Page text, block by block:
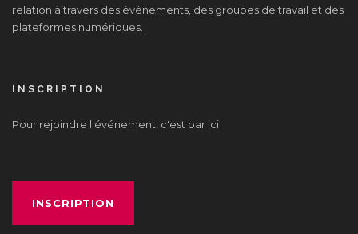
relation à travers des événements, des groupes de travail et des
plateformes numériques.
INSCRIPTION
Pour rejoindre l'événement, c'est par ici
INSCRIPTION